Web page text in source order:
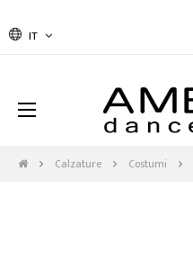
IT
navigazione
Toggle
☰
Calzature Costumi